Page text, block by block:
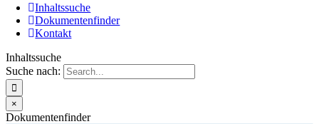
Inhaltssuche
Dokumentenfinder
Kontakt
Inhaltssuche
Suche nach:
×
Dokumentenfinder